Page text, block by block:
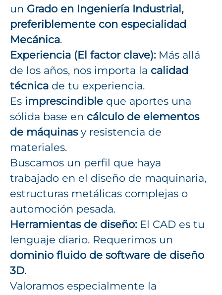
un Grado en Ingeniería Industrial,
preferiblemente con especialidad
Mecánica.
Experiencia (El factor clave):Más allá
de los años, nos importa la calidad
técnica de tu experiencia.
Es imprescindible que aportes una
sólida base en cálculo de elementos
de máquinasy resistencia de
materiales.
Buscamos un perfil que haya
trabajado en el diseño de maquinaria,
estructuras metálicas complejas o
automoción pesada.
Herramientas de diseño:El CAD es tu
lenguaje diario. Requerimos un
dominio fluido de software de diseño
3D.
Valoramos especialmente la